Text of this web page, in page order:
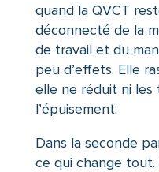
quand la QVCT
déconnecté de la
de travail et du
peu d’effets. Elle
elle ne réduit ni les
l’épuisement.
Dans la seconde
ce qui change